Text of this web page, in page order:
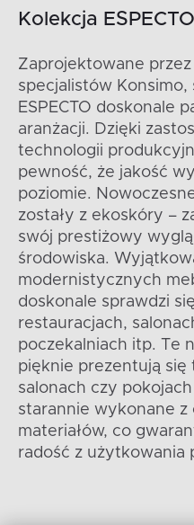
Kolekcja ESPECTO
Zaprojektowane
specjalistów
ESPECTO doskonale
aranżacji. Dzięki
technologii
pewność, że jakość
poziomie.
zostały z ekoskóry –
swój prestiżowy
środowiska.
modernistycznych
doskonale sprawdzi
restauracjach,
poczekalniach itp. Te
pięknie prezentują
salonach czy
starannie wykonane
materiałów, co
radość z użytkowania